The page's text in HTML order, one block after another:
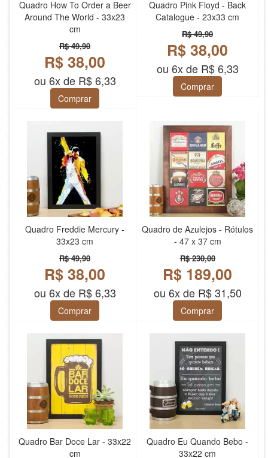
Quadro How To Order a Beer
Around The World - 33x23
cm
R$ 49,90
R$ 38,00
ou 6x de R$ 6,33
Comprar
Quadro Pink Floyd - Back
Catalogue - 23x33 cm
R$ 49,90
R$ 38,00
ou 6x de R$ 6,33
Comprar
Quadro Freddie Mercury -
33x23 cm
R$ 49,90
R$ 38,00
ou 6x de R$ 6,33
Comprar
Quadro de Azulejos - Rótulos
- 47 x 37 cm
R$ 230,00
R$ 189,00
ou 6x de R$ 31,50
Comprar
Quadro Bar Doce Lar - 33x22
cm
Quadro Eu Quando Bebo -
33x22 cm